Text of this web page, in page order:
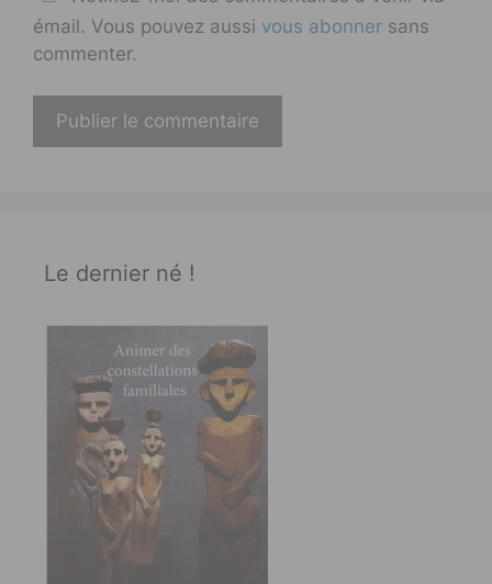
émail. Vous pouvez aussi vous abonner sans
commenter.
Le dernier né !